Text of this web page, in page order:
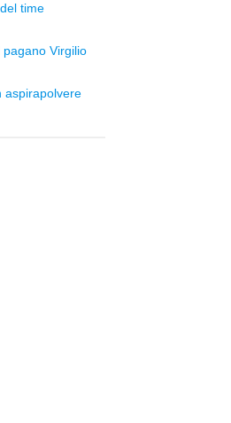
time
Virgilio
aspirapolvere